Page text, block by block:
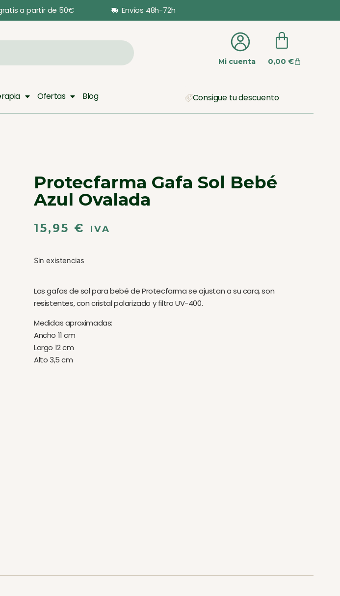
a partir de 50€ Envíos 48h-72h
Mi cuenta 0,00 €
Ofertas Blog Consigue tu descuento
Protecfarma Gafa Sol Bebé
Azul Ovalada
15,95 € IVA
Sin existencias
Las gafas de sol para bebé de Protecfarma se ajustan a su cara, son
resistentes, con cristal polarizado y filtro UV-400.
Medidas aproximadas:
Ancho 11 cm
Largo 12 cm
Alto 3,5 cm